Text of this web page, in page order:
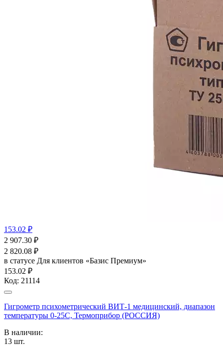
153.02 ₽
2 907.30 ₽
2 820.08 ₽
в статусе Для клиентов «Базис Премиум»
153.02 ₽
Код: 21114
Гигрометр психометрический ВИТ-1 медицинский, диапазон
температуры 0-25С, Термоприбор (РОССИЯ)
В наличии:
13 шт.